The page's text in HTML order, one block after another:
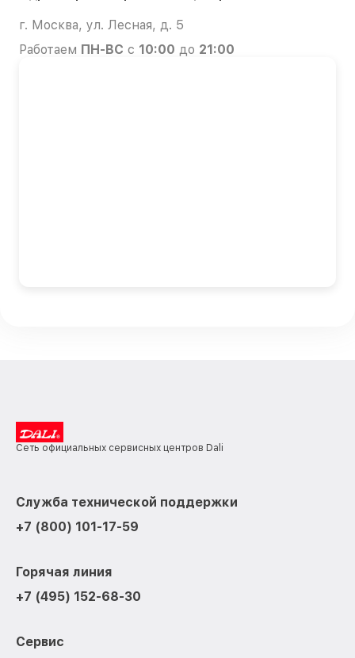
г. Москва, ул. Лесная, д. 5
Работаем ПН-ВС с 10:00 до 21:00
Сеть официальных сервисных центров Dali
Служба технической поддержки
+7 (800) 101-17-59
Горячая линия
+7 (495) 152-68-30
Сервис